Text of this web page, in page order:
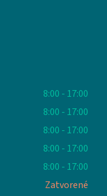
8:00 - 17:00
8:00 - 17:00
8:00 - 17:00
8:00 - 17:00
8:00 - 17:00
Zatvorené